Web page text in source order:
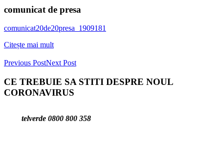
comunicat de presa
comunicat20de20presa_1909181
Citește mai mult
Previous PostNext Post
CE TREBUIE SA STITI DESPRE NOUL
CORONAVIRUS
telverde 0800 800 358